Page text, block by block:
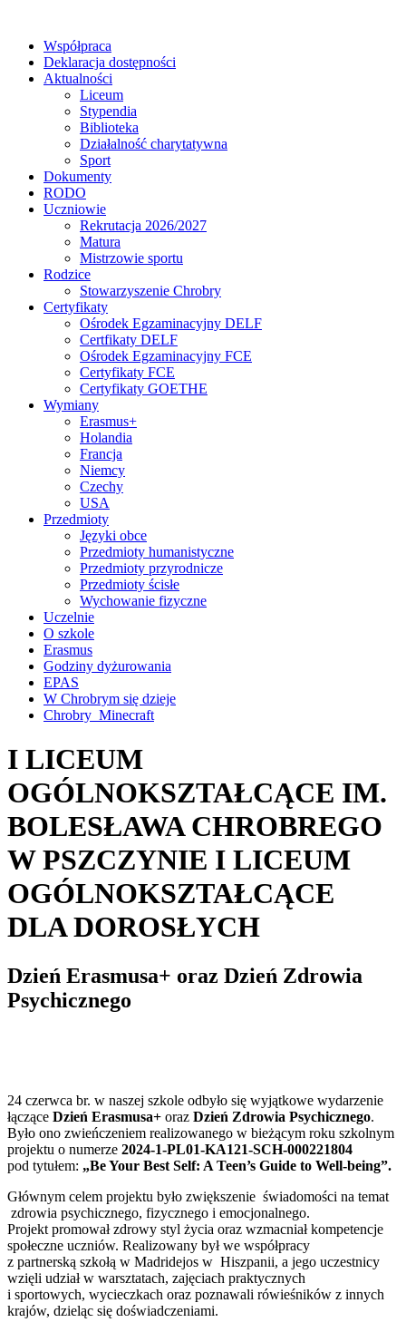
Współpraca
Deklaracja dostępności
Aktualności
Liceum
Stypendia
Biblioteka
Działalność charytatywna
Sport
Dokumenty
RODO
Uczniowie
Rekrutacja 2026/2027
Matura
Mistrzowie sportu
Rodzice
Stowarzyszenie Chrobry
Certyfikaty
Ośrodek Egzaminacyjny DELF
Certfikaty DELF
Ośrodek Egzaminacyjny FCE
Certyfikaty FCE
Certyfikaty GOETHE
Wymiany
Erasmus+
Holandia
Francja
Niemcy
Czechy
USA
Przedmioty
Języki obce
Przedmioty humanistyczne
Przedmioty przyrodnicze
Przedmioty ścisłe
Wychowanie fizyczne
Uczelnie
O szkole
Erasmus
Godziny dyżurowania
EPAS
W Chrobrym się dzieje
Chrobry_Minecraft
I LICEUM
OGÓLNOKSZTAŁCĄCE IM.
BOLESŁAWA CHROBREGO
W PSZCZYNIE I LICEUM
OGÓLNOKSZTAŁCĄCE
DLA DOROSŁYCH
Dzień Erasmusa+ oraz Dzień Zdrowia
Psychicznego
24 czerwca br. w naszej szkole odbyło się wyjątkowe wydarzenie
łączące Dzień Erasmusa+ oraz Dzień Zdrowia Psychicznego.
Było ono zwieńczeniem realizowanego w bieżącym roku szkolnym
projektu o numerze 2024-1-PL01-KA121-SCH-000221804
pod tytułem: „Be Your Best Self: A Teen’s Guide to Well-being”.
Głównym celem projektu było zwiększenie świadomości na temat
zdrowia psychicznego, fizycznego i emocjonalnego.
Projekt promował zdrowy styl życia oraz wzmacniał kompetencje
społeczne uczniów. Realizowany był we współpracy
z partnerską szkołą w Madridejos w Hiszpanii, a jego uczestnicy
wzięli udział w warsztatach, zajęciach praktycznych
i sportowych, wycieczkach oraz poznawali rówieśników z innych
krajów, dzieląc się doświadczeniami.